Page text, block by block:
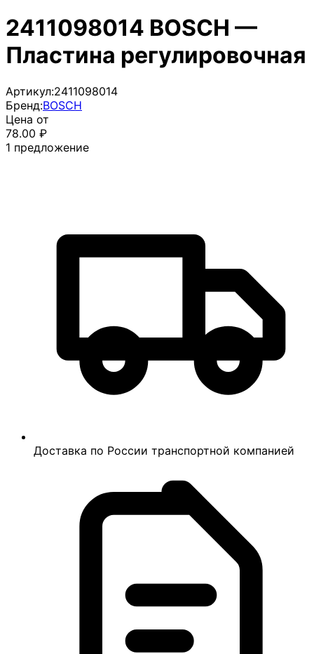
2411098014 BOSCH —
Пластина регулировочная
Артикул:2411098014
Бренд:BOSCH
Цена от
78.00 ₽
1 предложение
Доставка по России транспортной компанией